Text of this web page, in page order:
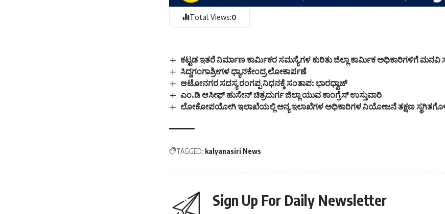
Total Views:0
ಕಟ್ಟಡ ಇತರೆ ನಿರ್ಮಾಣ ಕಾರ್ಮಿಕರ ಸಮಸ್ಯೆಗಳ ಕುರಿತು ಜಿಲ್ಲಾ ಕಾರ್ಮಿಕ ಅಧಿಕಾರಿಗಳಿಗೆ ಮನವಿ
ಸಿದ್ದಗಂಗಾಶ್ರೀಗಳ ಧ್ಯಾನಕೇಂದ್ರ ಲೋಕಾರ್ಪಣೆ
ಆಟೋನಗರ ಸದಸ್ಯ ರಂಗಪ್ಪ ನಿಧನಕ್ಕೆ ಸಂತಾಪ: ಭಾರಧ್ವಾಜ್
ಎಂ.ಡಿ ಆಸೀಫ್ ಹುಸೇನ್ ಚಿತ್ರದುರ್ಗ ಜಿಲ್ಲಾ ಯುವ ಕಾಂಗ್ರೆಸ್ ಉಸ್ತುವಾರಿ
ಲೋಕೋಪಯೋಗಿ ಇಲಾಖೆಯಲ್ಲಿ ಅನ್ಯ ಇಲಾಖೆಗಳ ಅಧಿಕಾರಿಗಳ ನಿಯೋಜನೆ ತಕ್ಷಣ
TAGGED: kalyanasiri News
Sign Up For Daily Newsletter